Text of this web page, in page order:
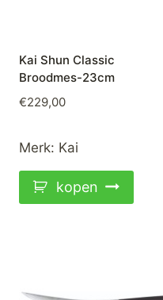
Kai Shun Classic
Broodmes-23cm
€229,00
Merk: Kai
kopen